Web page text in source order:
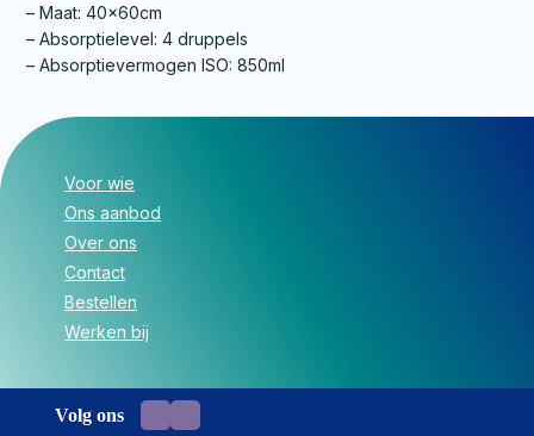
– Maat: 40x60cm
– Absorptielevel: 4 druppels
– Absorptievermogen ISO: 850ml
Voor wie
Ons aanbod
Over ons
Contact
Bestellen
Werken bij
Volg ons